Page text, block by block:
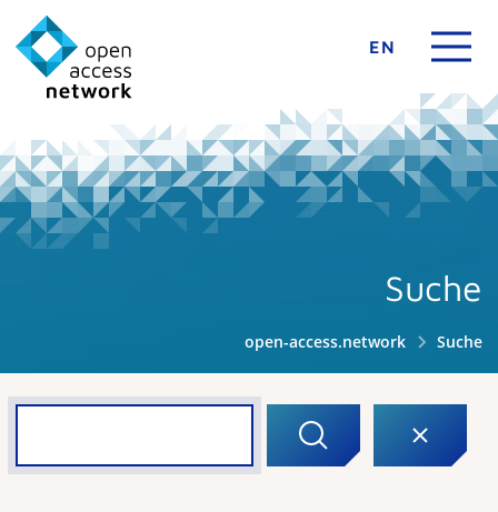
EN
Suche
open-access.network Suche